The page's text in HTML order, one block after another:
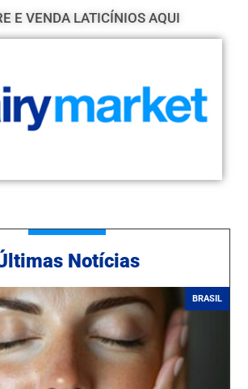
E VENDA LATICÍNIOS AQUI
ltimas Notícias
BRASIL